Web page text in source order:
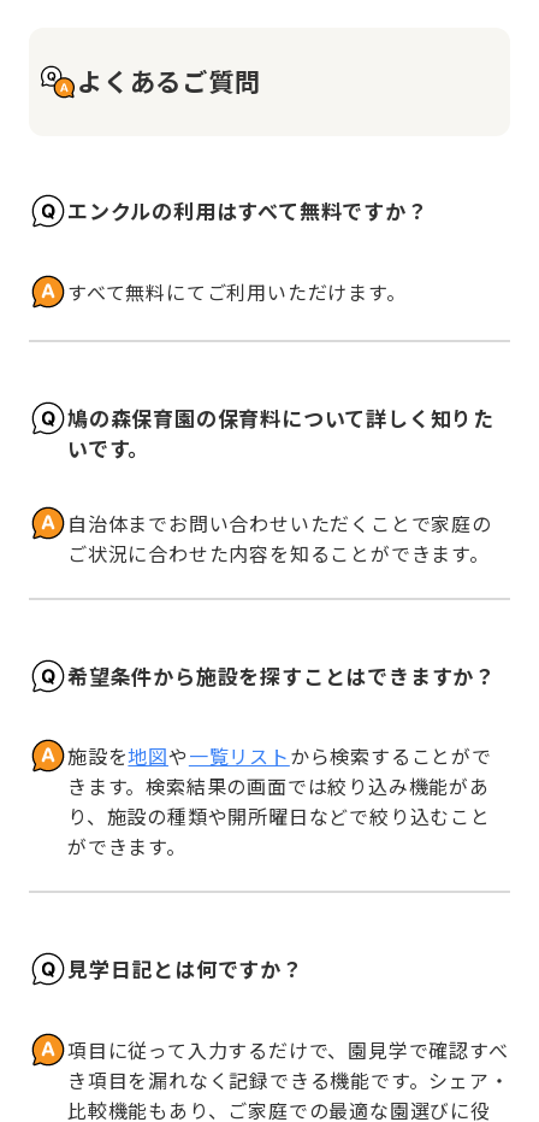
よくあるご質問
エンクルの利用はすべて無料ですか？
すべて無料にてご利用いただけます。
鳩の森保育園の保育料について詳しく知りた
いです。
自治体までお問い合わせいただくことで家庭の
ご状況に合わせた内容を知ることができます。
希望条件から施設を探すことはできますか？
施設を地図や一覧リストから検索することがで
きます。検索結果の画面では絞り込み機能があ
り、施設の種類や開所曜日などで絞り込むこと
ができます。
見学日記とは何ですか？
項目に従って入力するだけで、園見学で確認すべ
き項目を漏れなく記録できる機能です。シェア・
比較機能もあり、ご家庭での最適な園選びに役